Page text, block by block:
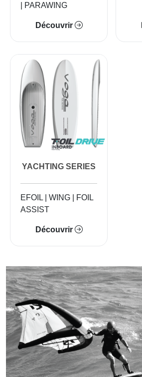
| PARAWING
Découvrir
YACHTING SERIES
EFOIL | WING | FOIL
ASSIST
Découvrir